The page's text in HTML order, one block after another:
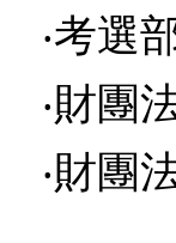
‧考選
‧財團
‧財團